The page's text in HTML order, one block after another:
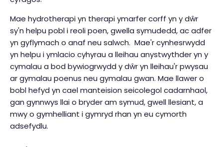
Mae hydrotherapi yn therapi ymarfer corff yn y dŵr
sy'n helpu pobl i reoli poen, gwella symudedd, ac adfer
yn gyflymach o anaf neu salwch. Mae'r cynhesrwydd
yn helpu i ymlacio cyhyrau a lleihau anystwythder yn y
cymalau a bod bywiogrwydd y dŵr yn lleihau'r pwysau
ar gymalau poenus neu gymalau gwan. Mae llawer o
bobl hefyd yn cael manteision seicolegol cadarnhaol,
gan gynnwys llai o bryder am symud, gwell llesiant, a
mwy o gymhelliant i gymryd rhan yn eu cymorth
adsefydlu.